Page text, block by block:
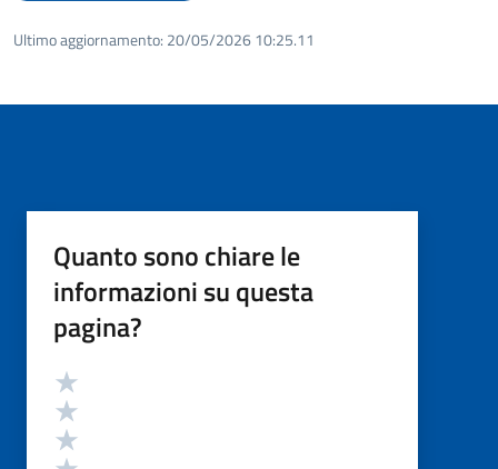
Ultimo aggiornamento: 20/05/2026 10:25.11
Quanto sono chiare le
informazioni su questa
pagina?
Valutazione